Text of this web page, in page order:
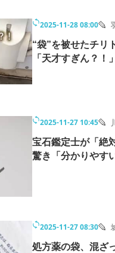
2025-11-28 08:00
“袋”を被せたチリ
「天才すぎん？
2025-11-27 10:45
宝石鑑定士が「
驚き「分かりやす
2025-11-27 08:30
処方薬の袋、混ざ